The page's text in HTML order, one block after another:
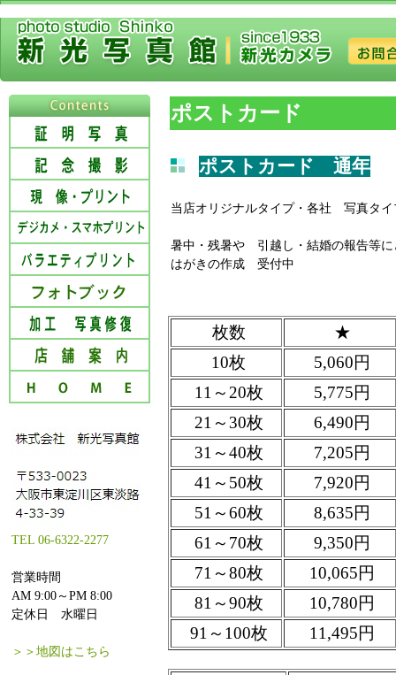
TEL 06-6322-2277
営業時間
AM 9:00～PM 8:00
定休日 水曜日
＞＞地図はこちら
ポストカード
ポストカード 通年
当店オリジナルタイプ・各社 写真タ
暑中・残暑や 引越し・結婚の報告等
はがきの作成 受付中
枚数
★
10枚
5,060円
11～20枚
5,775円
21～30枚
6,490円
31～40枚
7,205円
41～50枚
7,920円
51～60枚
8,635円
61～70枚
9,350円
71～80枚
10,065円
81～90枚
10,780円
91～100枚
11,495円